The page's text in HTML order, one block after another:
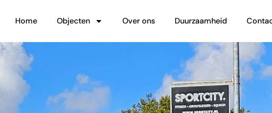
Home Objecten Over ons Duurzaamheid